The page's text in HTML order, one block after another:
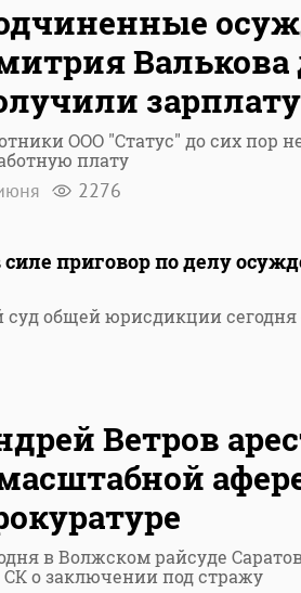
Валькова
зарплату
ООО "Статус" до сих пор
плату
2276
силе приговор по делу
общей юрисдикции сегодня
Ветров
в Волжском райсуде
СК о заключении под стражу